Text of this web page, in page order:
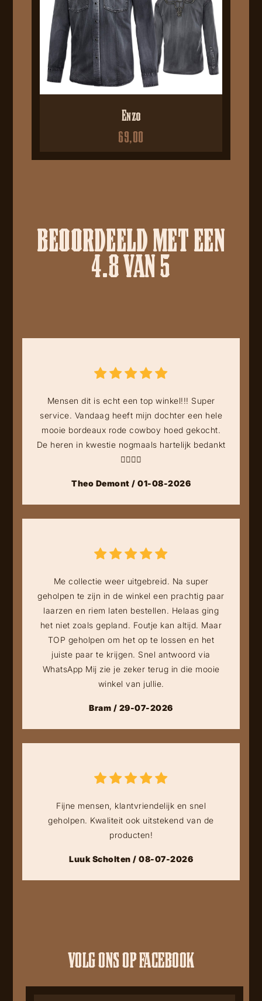
Enzo
69,00
BEOORDEELD MET EEN
4.8 VAN 5
Mensen dit is echt een top winkel!!! Super
service. Vandaag heeft mijn dochter een hele
mooie bordeaux rode cowboy hoed gekocht.
De heren in kwestie nogmaals hartelijk bedankt
👍🏻👍🏻
Theo Demont / 01-08-2026
Me collectie weer uitgebreid. Na super
geholpen te zijn in de winkel een prachtig paar
laarzen en riem laten bestellen. Helaas ging
het niet zoals gepland. Foutje kan altijd. Maar
TOP geholpen om het op te lossen en het
juiste paar te krijgen. Snel antwoord via
WhatsApp Mij zie je zeker terug in die mooie
winkel van jullie.
Bram / 29-07-2026
Fijne mensen, klantvriendelijk en snel
geholpen. Kwaliteit ook uitstekend van de
producten!
Luuk Scholten / 08-07-2026
VOLG ONS OP FACEBOOK